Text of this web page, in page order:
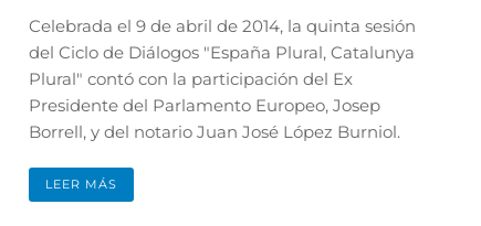
Celebrada el 9 de abril de 2014, la quinta sesión
del Ciclo de Diálogos "España Plural, Catalunya
Plural" contó con la participación del Ex
Presidente del Parlamento Europeo, Josep
Borrell, y del notario Juan José López Burniol.
LEER MÁS